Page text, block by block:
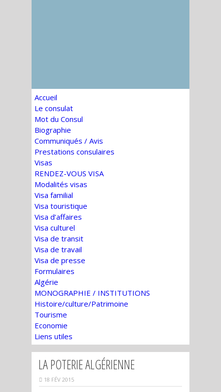
Accueil
Le consulat
Mot du Consul
Biographie
Communiqués / Avis
Prestations consulaires
Visas
RENDEZ-VOUS VISA
Modalités visas
Visa familial
Visa touristique
Visa d’affaires
Visa culturel
Visa de transit
Visa de travail
Visa de presse
Formulaires
Algérie
MONOGRAPHIE / INSTITUTIONS
Histoire/culture/Patrimoine
Tourisme
Economie
Liens utiles
LA POTERIE ALGÉRIENNE
18 FÉV 2015